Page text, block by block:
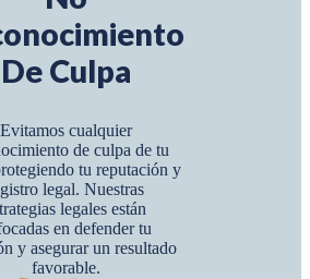
De Culpa
Evitamos cualquier
de culpa de tu
tu reputación y
legal. Nuestras
legales están
en defender tu
y asegurar un resultado
favorable.